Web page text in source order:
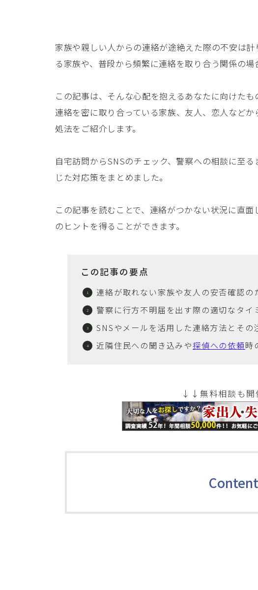
家族や親しい人からの連絡が途絶えた際の不安は
る家族や、普段から頻繁に連絡を取り合う関係の場
この記事は、そんな心配を抱えるあなたに向けた
連絡を密に取り合っている家族、友人、恋人など
処法をご紹介します。
自宅訪問からSNSのチェック、警察への相談に至
じた対応策をまとめました。
この記事を読むことで、連絡がつかない状況に直
のヒントを得ることができます。
この記事の要点
連絡が取れない家族や友人の安否確認
警察に行方不明届を出す際の適切なタイ
SNSやメールを活用した連絡方法とその
近隣住民への聞き込みや探偵への依頼時
↓↓無料相談も